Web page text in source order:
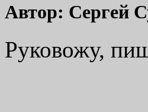
Автор: Сергей
Руковожу,